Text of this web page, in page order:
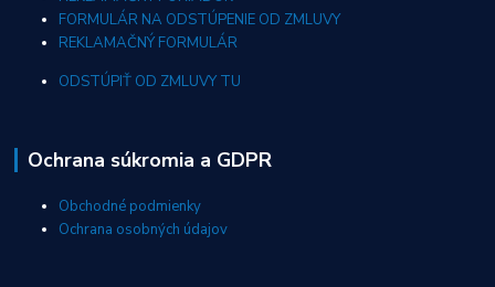
FORMULÁR NA ODSTÚPENIE OD ZMLUVY
REKLAMAČNÝ FORMULÁR
ODSTÚPIŤ OD ZMLUVY TU
Ochrana súkromia a GDPR
Obchodné podmienky
Ochrana osobných údajov